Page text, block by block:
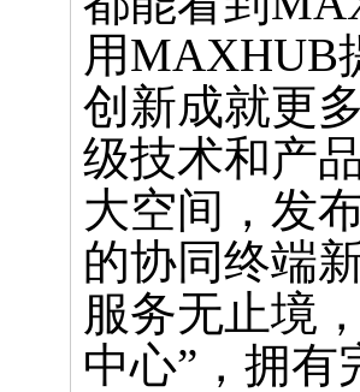
用MAXHUB
创新成就更
级技术和产
大空间，发
的协同终端
服务无止境
中心”，拥有